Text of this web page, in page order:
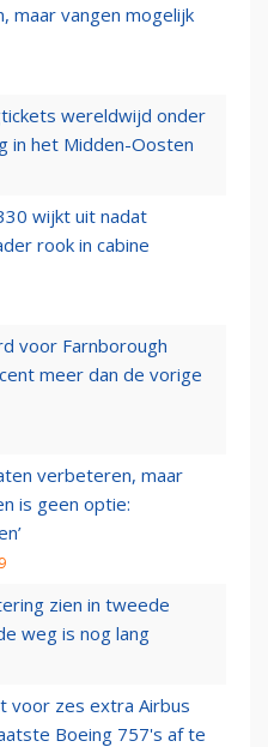
maar vangen mogelijk
wereldwijd onder
in het Midden-Oosten
wijkt uit nadat
rook in cabine
voor Farnborough
meer dan de vorige
verbeteren, maar
is geen optie:
zien in tweede
weg is nog lang
voor zes extra Airbus
Boeing 757's af te